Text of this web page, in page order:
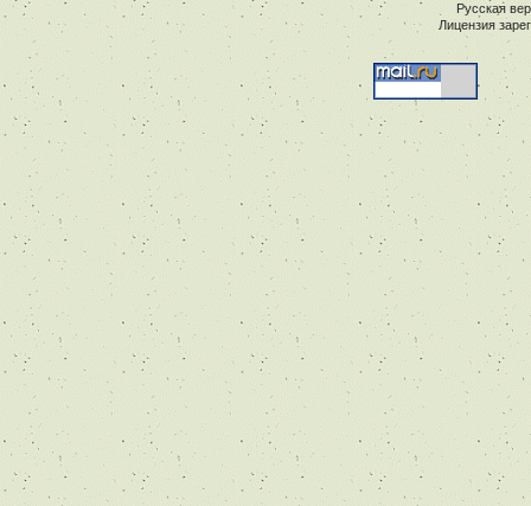
Русская
Лицензия